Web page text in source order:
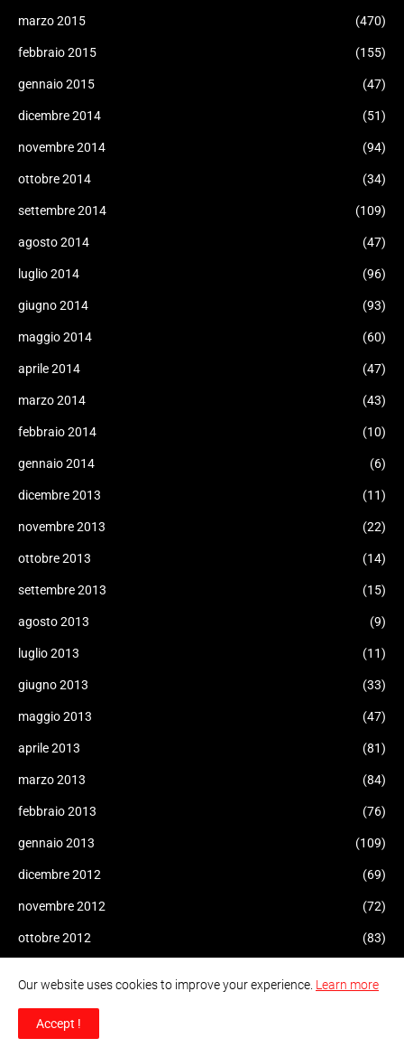
marzo 2015 (470)
febbraio 2015 (155)
gennaio 2015 (47)
dicembre 2014 (51)
novembre 2014 (94)
ottobre 2014 (34)
settembre 2014 (109)
agosto 2014 (47)
luglio 2014 (96)
giugno 2014 (93)
maggio 2014 (60)
aprile 2014 (47)
marzo 2014 (43)
febbraio 2014 (10)
gennaio 2014 (6)
dicembre 2013 (11)
novembre 2013 (22)
ottobre 2013 (14)
settembre 2013 (15)
agosto 2013 (9)
luglio 2013 (11)
giugno 2013 (33)
maggio 2013 (47)
aprile 2013 (81)
marzo 2013 (84)
febbraio 2013 (76)
gennaio 2013 (109)
dicembre 2012 (69)
novembre 2012 (72)
ottobre 2012 (83)
luglio 2012
Our website uses cookies to improve your experience. Learn more
Accept !